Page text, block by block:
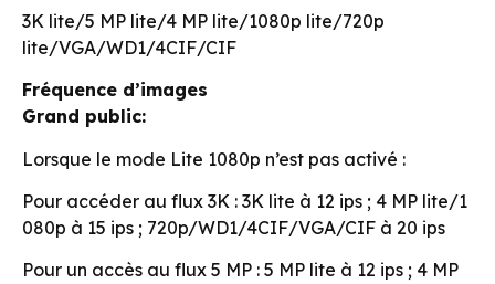
3K lite/5 MP lite/4 MP lite/1080p lite/720p
lite/VGA/WD1/4CIF/CIF
Fréquence d’images
Grand public:
Lorsque le mode Lite 1080p n’est pas activé :
Pour accéder au flux 3K : 3K lite à 12 ips ; 4 MP lite/1
080p à 15 ips ; 720p/WD1/4CIF/VGA/CIF à 20 ips
Pour un accès au flux 5 MP : 5 MP lite à 12 ips ; 4 MP